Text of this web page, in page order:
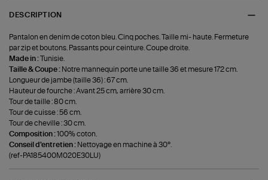
DESCRIPTION
Pantalon en denim de coton bleu. Cinq poches. Taille mi- haute. Fermeture
par zip et boutons. Passants pour ceinture. Coupe droite.
Made in :Tunisie.
Taille & Coupe : Notre mannequin porte une taille 36 et mesure 172 cm.
Longueur de jambe (taille 36) : 67 cm.
Hauteur de fourche : Avant 25 cm, arrière 30 cm.
Tour de taille : 80 cm.
Tour de cuisse : 56 cm.
Tour de cheville : 30 cm.
Composition :100% coton.
Conseil d'entretien : Nettoyage en machine à 30°.
(ref-PA185400M020E30LU)